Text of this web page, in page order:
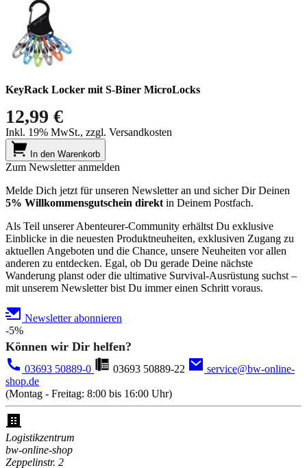
KeyRack Locker mit S-Biner MicroLocks
12,99 €
Inkl. 19% MwSt., zzgl. Versandkosten
In den Warenkorb
Zum Newsletter anmelden
Melde Dich jetzt für unseren Newsletter an und sicher Dir Deinen
5% Willkommensgutschein direkt in Deinem Postfach.
Als Teil unserer Abenteurer-Community erhältst Du exklusive
Einblicke in die neuesten Produktneuheiten, exklusiven Zugang zu
aktuellen Angeboten und die Chance, unsere Neuheiten vor allen
anderen zu entdecken. Egal, ob Du gerade Deine nächste
Wanderung planst oder die ultimative Survival-Ausrüstung suchst –
mit unserem Newsletter bist Du immer einen Schritt voraus.
Newsletter abonnieren
-5%
Können wir Dir helfen?
03693 50889-0 03693 50889-22
service@bw-online-
shop.de
(Montag - Freitag: 8:00 bis 16:00 Uhr)
Logistikzentrum
bw-online-shop
Zeppelinstr. 2